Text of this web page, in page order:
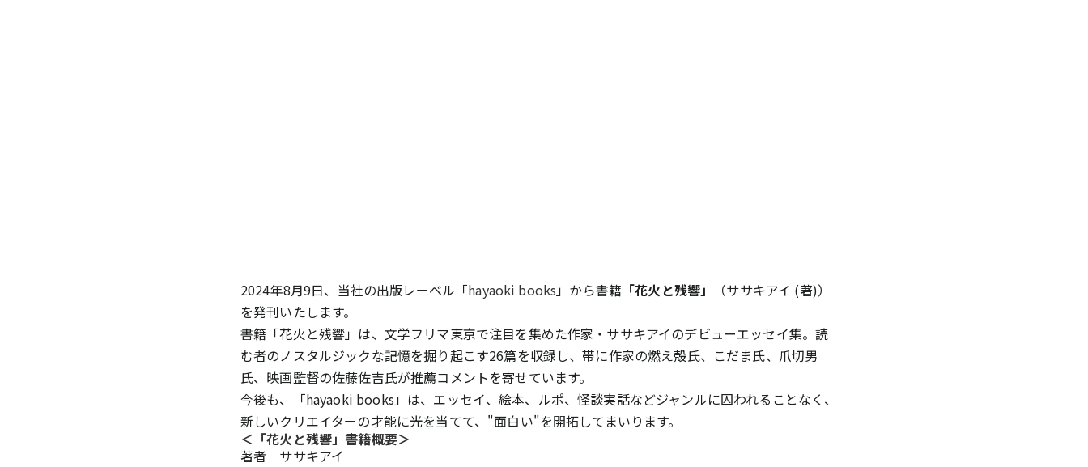
2024年8月9日、当社の出版レーベル「hayaoki books」から書籍 「花火と残響」
（ササキアイ (著)）
を発刊いたします。
書籍「花火と残響」は、文学フリマ東京で注目を集めた作家・ササキアイのデビューエッセイ集。読
む者のノスタルジックな記憶を掘り起こす26篇を収録し、帯に作家の燃え殻氏、こだま氏、爪切男
氏、映画監督の佐藤佐吉氏が推薦コメントを寄せています。
今後も、「hayaoki books」は、エッセイ、絵本、ルポ、怪談実話などジャンルに囚われることなく、
新しいクリエイターの才能に光を当てて、"面白い"を開拓してまいります。
＜「花火と残響」書籍概要＞
著者 ササキアイ